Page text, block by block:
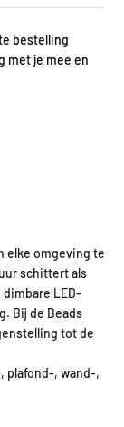
bestelling
met je mee en
elke omgeving te
schittert als
LED-
Bij de Beads
tot de
plafond-, wand-,